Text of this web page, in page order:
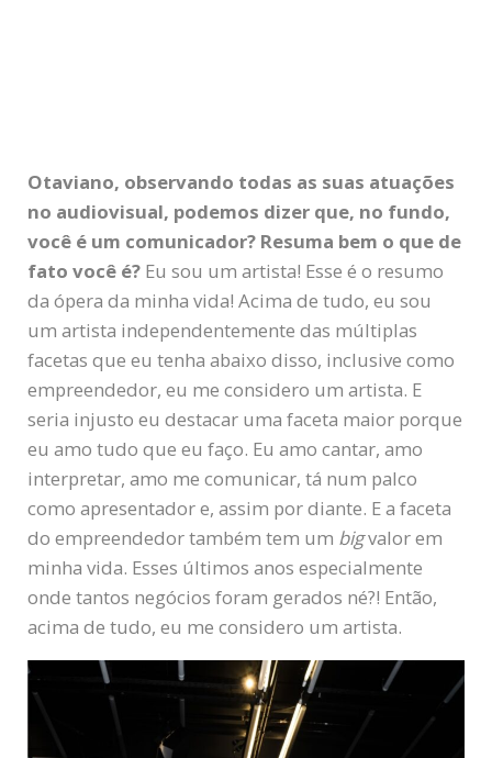
Otaviano, observando todas as suas atuações
no audiovisual, podemos dizer que, no fundo,
você é um comunicador? Resuma bem o que de
fato você é? Eu sou um artista! Esse é o resumo
da ópera da minha vida! Acima de tudo, eu sou
um artista independentemente das múltiplas
facetas que eu tenha abaixo disso, inclusive como
empreendedor, eu me considero um artista. E
seria injusto eu destacar uma faceta maior porque
eu amo tudo que eu faço. Eu amo cantar, amo
interpretar, amo me comunicar, tá num palco
como apresentador e, assim por diante. E a faceta
do empreendedor também tem um bigvalor em
minha vida. Esses últimos anos especialmente
onde tantos negócios foram gerados né?! Então,
acima de tudo, eu me considero um artista.